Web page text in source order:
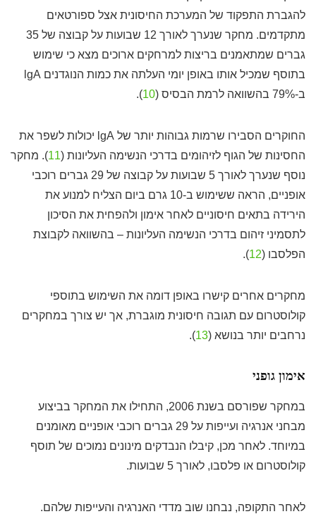
להגברת התפקוד של המערכת החיסונית אצל ספורטאים
מתקדמים. מחקר שנערך לאורך 12 שבועות על קבוצה של 35
גברים שמתאמנים בריצות למרחקים ארוכים מצא כי שימוש
בתוסף שמכיל אותו באופן יומי העלתה את כמות הנוגדנים lgA
ב-79% בהשוואה לרמת הבסיס (
10
).
החוקרים הסבירו שרמות גבוהות יותר של lgA יכולות לשפר את
החסינות של הגוף לזיהומים בדרכי הנשימה העליונות (11). מחקר
נוסף שנערך לאורך 5 שבועות על קבוצה של 29 גברים רוכבי
אופניים, הראה ששימוש ב-10 גרם ביום הצליח למנוע את
הירידה בתאים חיסוניים לאחר אימון ולהפחית את הסיכון
לתסמיני זיהום בדרכי הנשימה העליונות – בהשוואה לקבוצת
הפלסבו (12
).
מחקרים אחרים קישרו באופן דומה את השימוש בתוספי
קולוסטרום עם תגובה חיסונית מוגברת, אך יש צורך במחקרים
נרחבים יותר בנושא (13
).
אימון גופני
במחקר שפורסם בשנת 2006, התחילו את המחקר בביצוע
מבחני אנרגיה ועייפות על 29 גברים רוכבי אופניים מאומנים
במיוחד. לאחר מכן, קיבלו הנבדקים מינונים נמוכים של תוסף
קולוסטרום או פלסבו, לאורך 5 שבועות.
לאחר התקופה, נבחנו שוב מדדי האנרגיה והעייפות שלהם.